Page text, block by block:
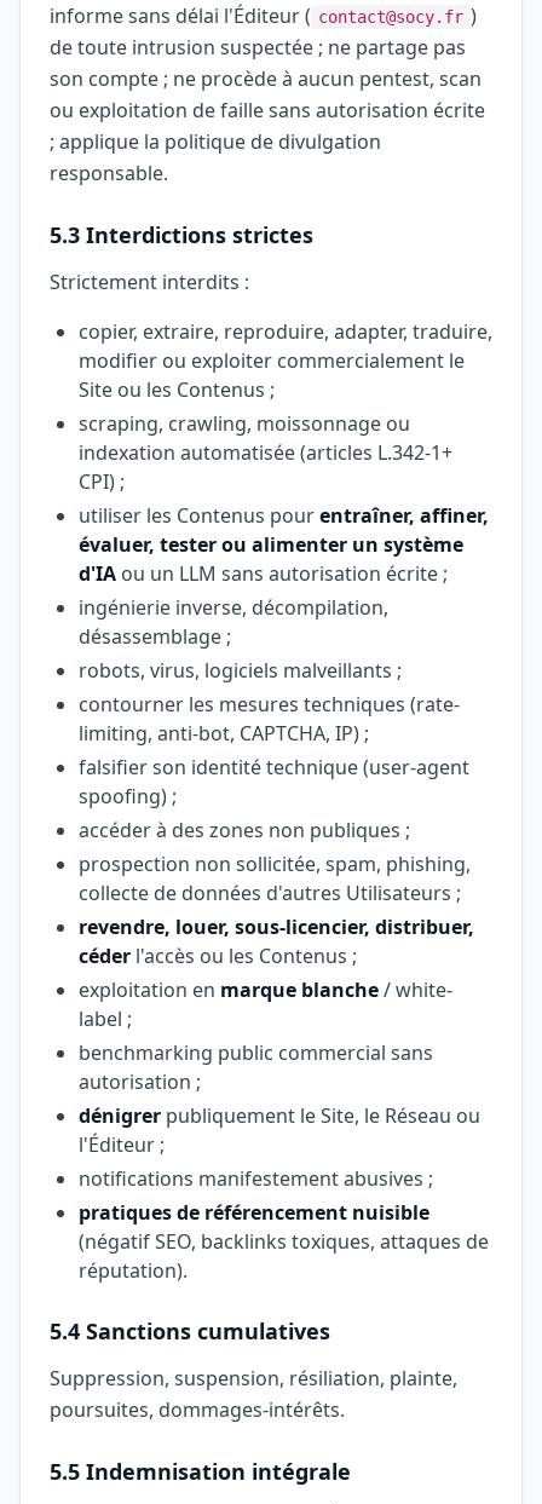
informe sans délai l'Éditeur ( contact@socy.fr )
de toute intrusion suspectée ; ne partage pas
son compte ; ne procède à aucun pentest, scan
ou exploitation de faille sans autorisation écrite
; applique la politique de divulgation
responsable.
5.3 Interdictions strictes
Strictement interdits :
copier, extraire, reproduire, adapter, traduire,
modifier ou exploiter commercialement le
Site ou les Contenus ;
scraping, crawling, moissonnage ou
indexation automatisée (articles L.342-1+
CPI) ;
utiliser les Contenus pourentraîner, affiner,
évaluer, tester ou alimenter un système
d'IA ou un LLM sans autorisation écrite ;
ingénierie inverse, décompilation,
désassemblage ;
robots, virus, logiciels malveillants ;
contourner les mesures techniques (rate-
limiting, anti-bot, CAPTCHA, IP) ;
falsifier son identité technique (user-agent
spoofing) ;
accéder à des zones non publiques ;
prospection non sollicitée, spam, phishing,
collecte de données d'autres Utilisateurs ;
revendre, louer, sous-licencier, distribuer,
céder l'accès ou les Contenus ;
exploitation en marque blanche/ white-
label ;
benchmarking public commercial sans
autorisation ;
dénigrer publiquement le Site, le Réseau ou
l'Éditeur ;
notifications manifestement abusives ;
pratiques de référencement nuisible
(négatif SEO, backlinks toxiques, attaques de
réputation).
5.4 Sanctions cumulatives
Suppression, suspension, résiliation, plainte,
poursuites, dommages-intérêts.
5.5 Indemnisation intégrale